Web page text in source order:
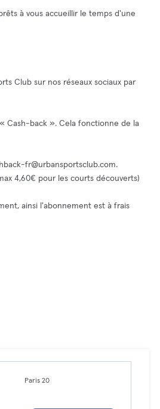
à vous accueillir le temps d'une
Club sur nos réseaux sociaux par
« Cash-back ». Cela fonctionne de la
fr@urbansportsclub.com.
4,60€ pour les courts découverts)
ainsi l'abonnement est à frais
Paris 20